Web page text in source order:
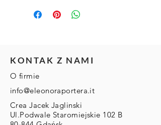
KONTAK Z NAMI
O firmie
info@eleonoraportera.it
Crea Jacek Jaglinski
Ul.Podwale Staromiejskie 102 B